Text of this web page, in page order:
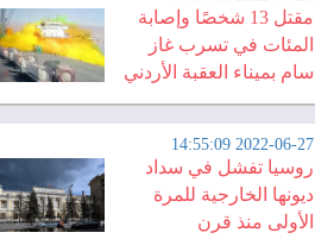
مقتل 13 شخصًا وإصابة
المئات في تسرب غاز
سام بميناء العقبة الأردني
2022-06-27 14:55:09
روسيا تفشل في سداد
ديونها الخارجية للمرة
الأولى منذ قرن